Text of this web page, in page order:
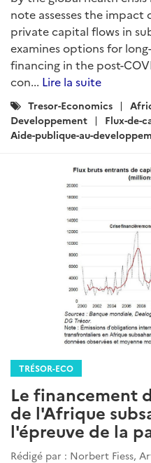
note assesses the impact
private capital flows in
examines options for
financing in the post-
con... Lire la suite
Catégories
:
Tresor-Economics
Developpement
Flux-de-
Aide-publique-au-
TRÉSOR-ECO
Le financement
de l'Afrique
l'épreuve de la
Rédigé par : Norbert Fiess,